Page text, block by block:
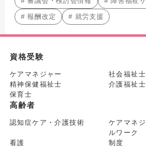
# 報酬改定 # 就労支援
資格受験
ケアマネジャー
社会福祉士
精神保健福祉士
介護福祉士
保育士
高齢者
認知症ケア・介護技術
ケアマネ
ルワーク
看護
制度